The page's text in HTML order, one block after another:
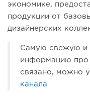
экономике,
продукции от
дизайнерских
Самую свежую и
информацию про
связано, можно
канала